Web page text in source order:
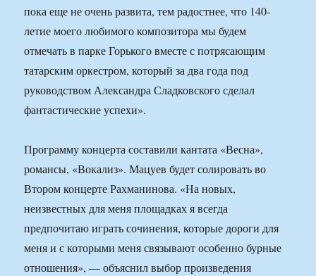
пока еще не очень развита, тем радостнее, что 140-
летие моего любимого композитора мы будем
отмечать в парке Горького вместе с потрясающим
татарским оркестром, который за два года под
руководством Александра Сладковского сделал
фантастические успехи».
Программу концерта составили кантата «Весна»,
романсы, «Вокализ». Мацуев будет солировать во
Втором концерте Рахманинова. «На новых,
неизвестных для меня площадках я всегда
предпочитаю играть сочинения, которые дороги для
меня и с которыми меня связывают особенно бурные
отношения», — объяснил выбор произведения